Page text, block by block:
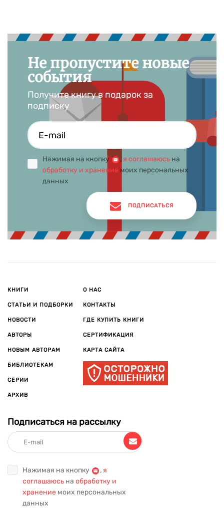
Не пропустите новые
события
Получите книгу в подарок за
подписку
Нажимая на кнопку , я соглашаюсь на
обработку и хранение моих персональных
данных
ПОДПИСАТЬСЯ
КНИГИ
СТАТЬИ И ПОДБОРКИ
НОВОСТИ
АВТОРЫ
НОВЫМ АВТОРАМ
БИБЛИОТЕКАМ
СЕРИИ
АРХИВ
О НАС
КОНТАКТЫ
ГДЕ КУПИТЬ КНИГИ
СЕРТИФИКАЦИЯ
КАРТА САЙТА
Подписаться на рассылку
Нажимая на кнопку , я
соглашаюсь на обработку и
хранение моих персональных
данных